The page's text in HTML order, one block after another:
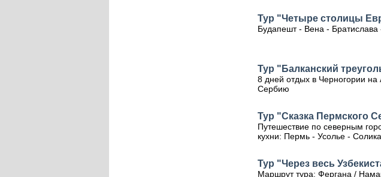
Тур "Четыре столицы
Будапешт - Вена - Братислава
Тур "Балканский
8 дней отдых в Черногории
Сербию
Тур "Сказка Пермского
Путешествие по северным
кухни: Пермь - Усолье -
Тур "Через весь
Маршрут тура: Фергана /